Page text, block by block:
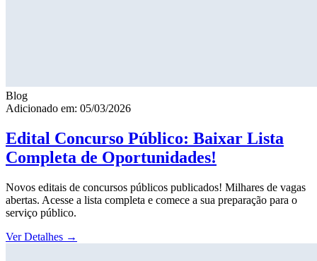
Blog
Adicionado em: 05/03/2026
Edital Concurso Público: Baixar Lista
Completa de Oportunidades!
Novos editais de concursos públicos publicados! Milhares de vagas
abertas. Acesse a lista completa e comece a sua preparação para o
serviço público.
Ver Detalhes →